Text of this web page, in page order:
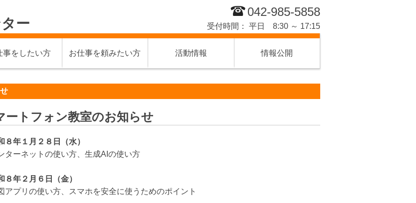
ー
042-985-5858
受付時間： 平日 8:30 ～ 17:15
事をしたい方 お仕事を頼みたい方 活動情報 情報公開
ートフォン教室のお知らせ
８年１月２８日（水）
ターネットの使い方、生成AIの使い方
年２月６日（金）
アプリの使い方、スマホを安全に使うためのポイント